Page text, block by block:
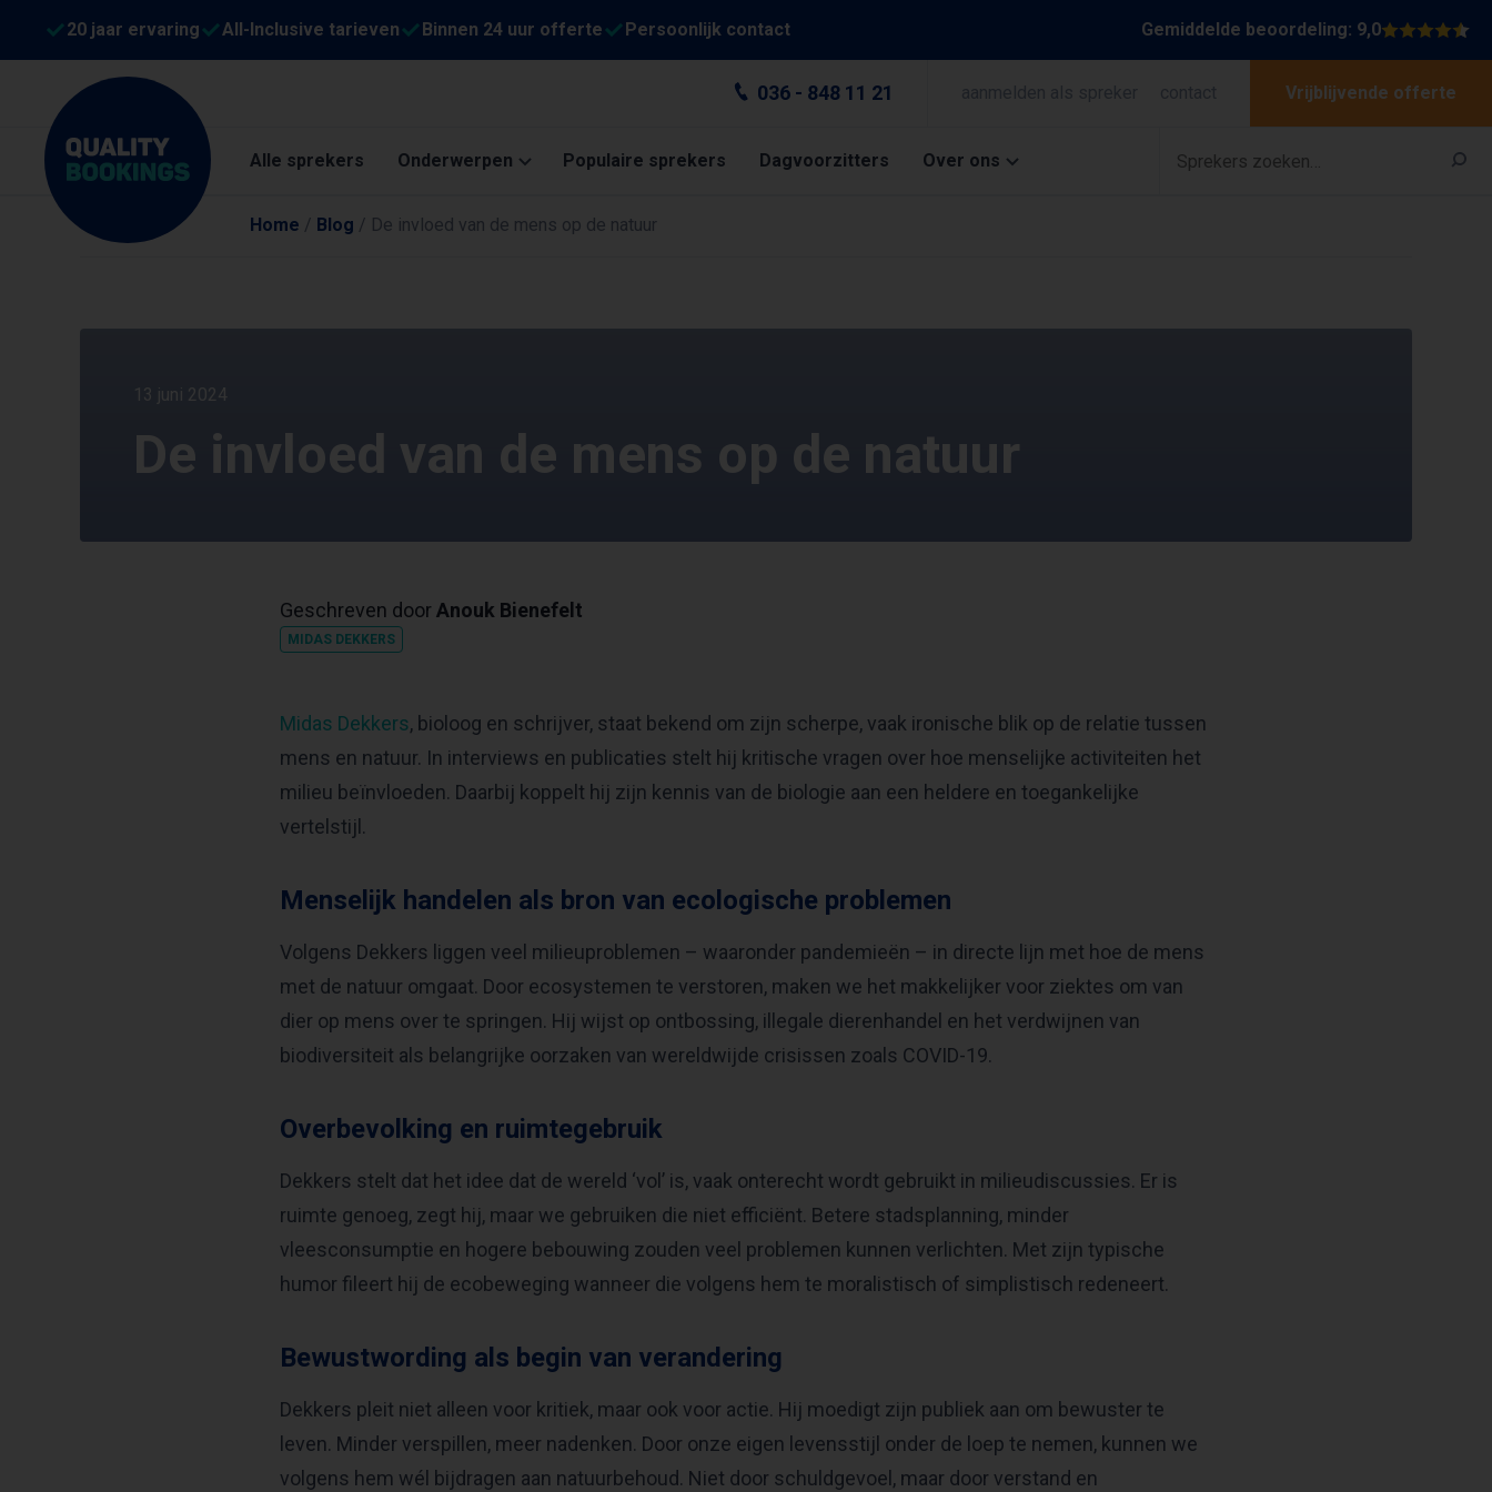
20 jaar ervaring All-Inclusive tarieven Binnen 24 uur offerte Persoonlijk contact Gemiddelde beoordeling: 9,0
036 - 848 11 21 Vrijblijvende offerte
Alle sprekers Onderwerpen Populaire sprekers Dagvoorzitters Over ons
Home / Blog / De invloed van de mens op de natuur
13 juni 2024
De invloed van de mens op de natuur
Geschreven door Anouk Bienefelt
MIDAS DEKKERS
Midas Dekkers, bioloog en schrijver, staat bekend om zijn scherpe, vaak ironische blik op de relatie tussen
mens en natuur. In interviews en publicaties stelt hij kritische vragen over hoe menselijke activiteiten het
milieu beïnvloeden. Daarbij koppelt hij zijn kennis van de biologie aan een heldere en toegankelijke
vertelstijl.
Menselijk handelen als bron van ecologische problemen
Volgens Dekkers liggen veel milieuproblemen – waaronder pandemieën – in directe lijn met hoe de mens
met de natuur omgaat. Door ecosystemen te verstoren, maken we het makkelijker voor ziektes om van
dier op mens over te springen. Hij wijst op ontbossing, illegale dierenhandel en het verdwijnen van
biodiversiteit als belangrijke oorzaken van wereldwijde crisissen zoals COVID-19.
Overbevolking en ruimtegebruik
Dekkers stelt dat het idee dat de wereld ‘vol’ is, vaak onterecht wordt gebruikt in milieudiscussies. Er is
ruimte genoeg, zegt hij, maar we gebruiken die niet efficiënt. Betere stadsplanning, minder
vleesconsumptie en hogere bebouwing zouden veel problemen kunnen verlichten. Met zijn typische
humor fileert hij de ecobeweging wanneer die volgens hem te moralistisch of simplistisch redeneert.
Bewustwording als begin van verandering
Dekkers pleit niet alleen voor kritiek, maar ook voor actie. Hij moedigt zijn publiek aan om bewuster te
leven. Minder verspillen, meer nadenken. Door onze eigen levensstijl onder de loep te nemen, kunnen we
volgens hem wél bijdragen aan natuurbehoud. Niet door schuldgevoel, maar door verstand en